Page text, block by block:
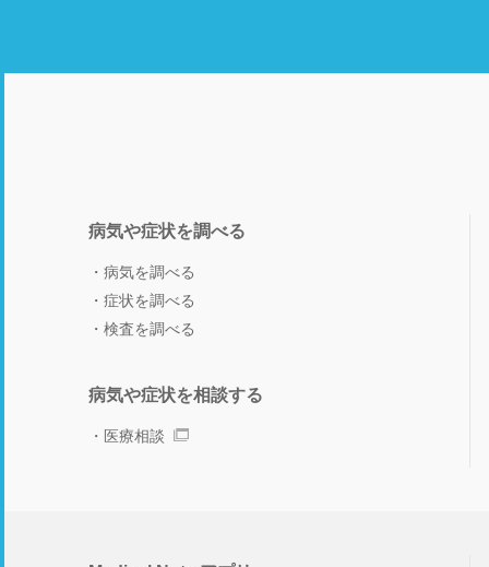
病気や症状を調べる
病気を調べる
症状を調べる
検査を調べる
病気や症状を相談する
医療相談